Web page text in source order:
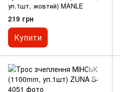
уп.1шт, жовтий) MANLE
219 грн
Купити